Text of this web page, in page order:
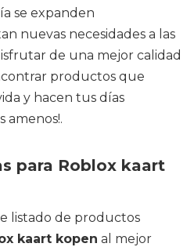
se expanden
nuevas necesidades a las
de una mejor calidad
productos que
y hacen tus días
amenos!.
para Roblox kaart
listado de productos
kaart kopen al mejor